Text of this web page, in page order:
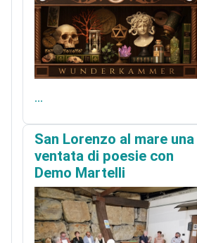
...
San Lorenzo al mare una
ventata di poesie con
Demo Martelli